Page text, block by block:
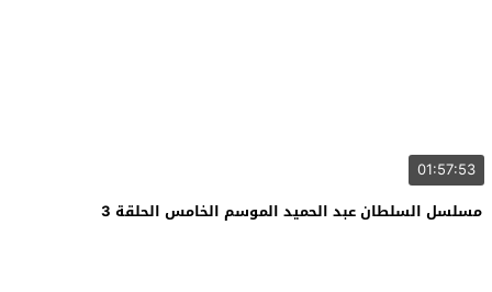
01:57:53
مسلسل السلطان عبد الحميد الموسم الخامس الحلقة 3